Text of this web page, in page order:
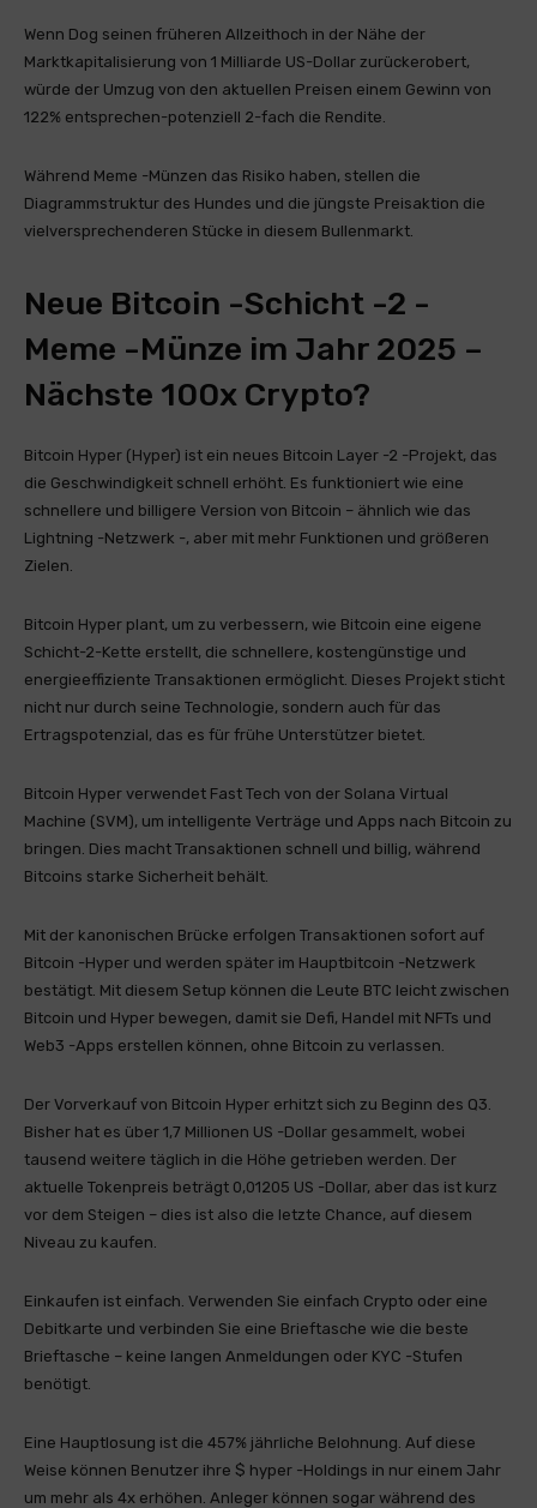
Wenn Dog seinen früheren Allzeithoch in der Nähe der
Marktkapitalisierung von 1 Milliarde US-Dollar zurückerobert,
würde der Umzug von den aktuellen Preisen einem Gewinn von
122% entsprechen-potenziell 2-fach die Rendite.
Während Meme -Münzen das Risiko haben, stellen die
Diagrammstruktur des Hundes und die jüngste Preisaktion die
vielversprechenderen Stücke in diesem Bullenmarkt.
Neue Bitcoin -Schicht -2 -
Meme -Münze im Jahr 2025 –
Nächste 100x Crypto?
Bitcoin Hyper (Hyper) ist ein neues Bitcoin Layer -2 -Projekt, das
die Geschwindigkeit schnell erhöht. Es funktioniert wie eine
schnellere und billigere Version von Bitcoin – ähnlich wie das
Lightning -Netzwerk -, aber mit mehr Funktionen und größeren
Zielen.
Bitcoin Hyper plant, um zu verbessern, wie Bitcoin eine eigene
Schicht-2-Kette erstellt, die schnellere, kostengünstige und
energieeffiziente Transaktionen ermöglicht. Dieses Projekt sticht
nicht nur durch seine Technologie, sondern auch für das
Ertragspotenzial, das es für frühe Unterstützer bietet.
Bitcoin Hyper verwendet Fast Tech von der Solana Virtual
Machine (SVM), um intelligente Verträge und Apps nach Bitcoin zu
bringen. Dies macht Transaktionen schnell und billig, während
Bitcoins starke Sicherheit behält.
Mit der kanonischen Brücke erfolgen Transaktionen sofort auf
Bitcoin -Hyper und werden später im Hauptbitcoin -Netzwerk
bestätigt. Mit diesem Setup können die Leute BTC leicht zwischen
Bitcoin und Hyper bewegen, damit sie Defi, Handel mit NFTs und
Web3 -Apps erstellen können, ohne Bitcoin zu verlassen.
Der Vorverkauf von Bitcoin Hyper erhitzt sich zu Beginn des Q3.
Bisher hat es über 1,7 Millionen US -Dollar gesammelt, wobei
tausend weitere täglich in die Höhe getrieben werden. Der
aktuelle Tokenpreis beträgt 0,01205 US -Dollar, aber das ist kurz
vor dem Steigen – dies ist also die letzte Chance, auf diesem
Niveau zu kaufen.
Einkaufen ist einfach. Verwenden Sie einfach Crypto oder eine
Debitkarte und verbinden Sie eine Brieftasche wie die beste
Brieftasche – keine langen Anmeldungen oder KYC -Stufen
benötigt.
Eine Hauptlosung ist die 457% jährliche Belohnung. Auf diese
Weise können Benutzer ihre $ hyper -Holdings in nur einem Jahr
um mehr als 4x erhöhen. Anleger können sogar während des